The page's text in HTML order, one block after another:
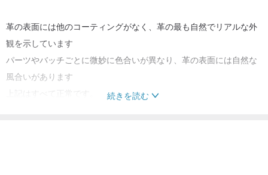
革の表面には他のコーティングがなく、革の最も自然でリアルな外
観を示しています
パーツやバッチごとに微妙に色合いが異なり、革の表面には自然な
風合いがあります
上記はすべて正常です。
続きを読む